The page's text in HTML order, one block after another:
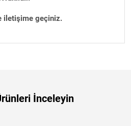
iletişime geçiniz.
İnceleyin